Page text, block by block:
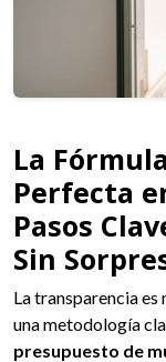
La
Perfecta
Pasos
Sin
La transparencia
una metodología
presupuesto de